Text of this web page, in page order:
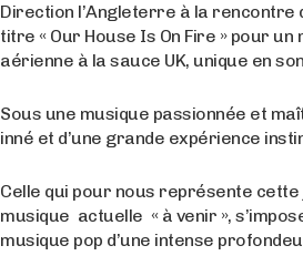
Direction l’Angleterre à la rencontre
titre « Our House Is On Fire » pour
aérienne à la sauce UK, unique en
Sous une musique passionnée et
inné et d’une grande expérience
Celle qui pour nous représente
musique actuelle « à venir »,
musique pop d’une intense